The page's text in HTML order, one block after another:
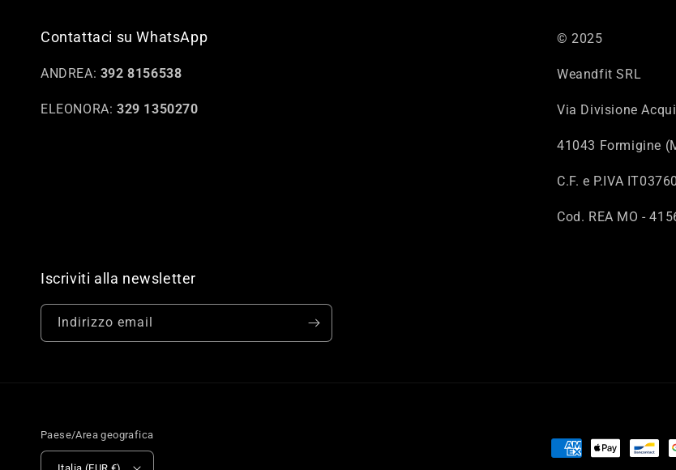
Contattaci su WhatsApp
ANDREA: 392 8156538
ELEONORA: 329 1350270
© 2025
Weandfit SRL
Via Divisione
41043 Formigine
C.F. e P.IVA
Cod. REA MO -
Iscriviti alla newsletter
Indirizzo email
Paese/Area geografica
Italia (EUR €)
Metodi